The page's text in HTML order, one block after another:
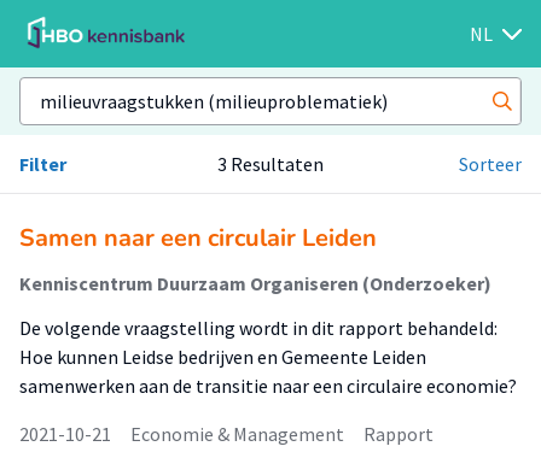
NL
Filter 3 Resultaten Sorteer
Samen naar een circulair Leiden
Kenniscentrum Duurzaam Organiseren (Onderzoeker)
De volgende vraagstelling wordt in dit rapport behandeld:
Hoe kunnen Leidse bedrijven en Gemeente Leiden
samenwerken aan de transitie naar een circulaire economie?
2021-10-21
Economie & Management Rapport